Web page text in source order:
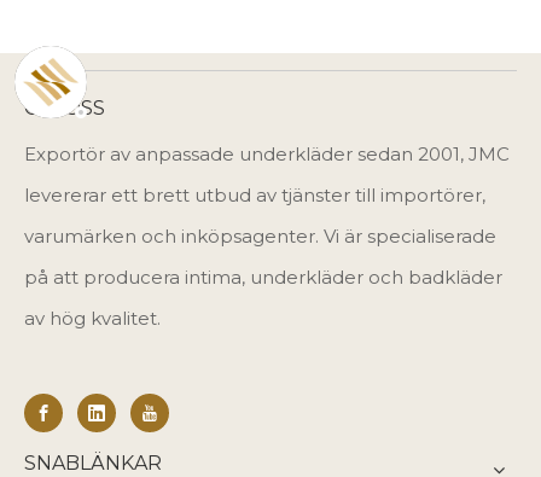
OM OSS
Exportör av anpassade underkläder sedan 2001, JMC
levererar ett brett utbud av tjänster till importörer,
varumärken och inköpsagenter. Vi är specialiserade
på att producera intima, underkläder och badkläder
av hög kvalitet.
SNABLÄNKAR